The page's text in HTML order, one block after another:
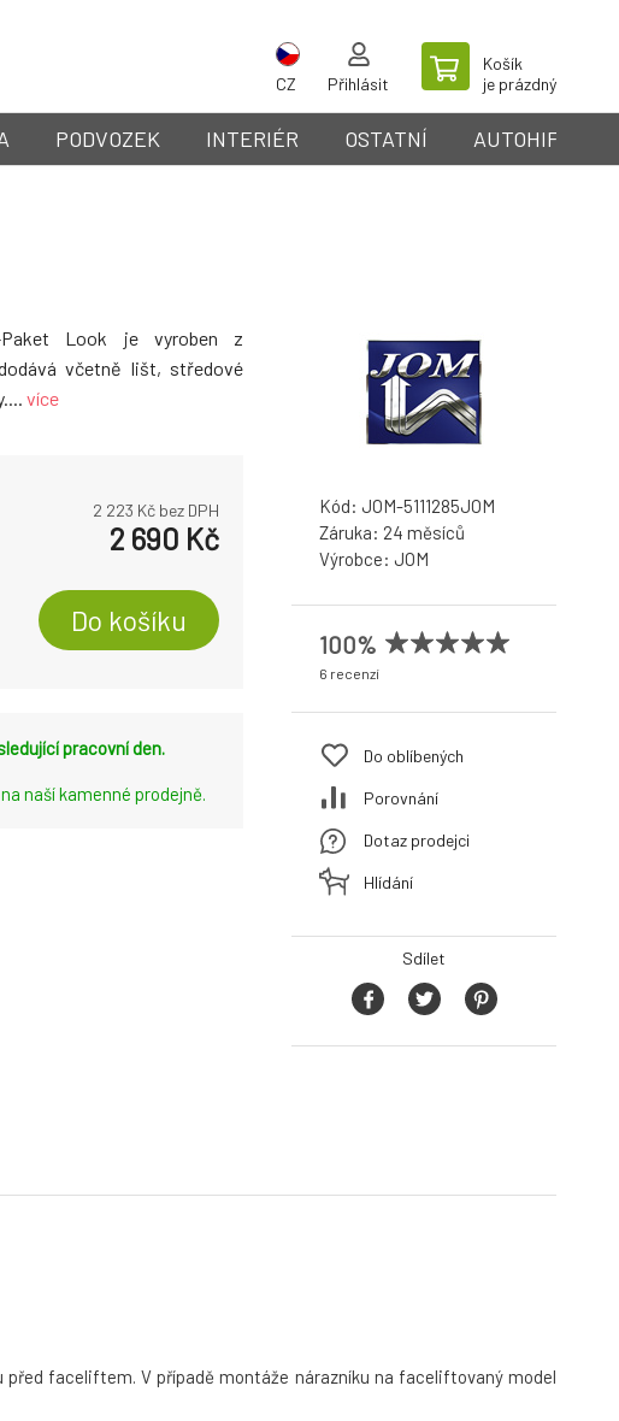
CZ Přihlásit
Košík
je prázdný
PODVOZEK INTERIÉR OSTATNÍ AUTOHIFI
Look je vyroben z
včetně lišt, středové
více
2 223 Kč bez DPH
2 690 Kč
Do košíku
pracovní den.
naší kamenné prodejně.
Kód: JOM-5111285JOM
Záruka: 24
Výrobce: JOM
100%
6 recenzí
Do oblíbených
Porovnání
Dotaz prodejci
Hlídání
Sdílet
faceliftem. V případě montáže nárazníku na faceliftovaný model